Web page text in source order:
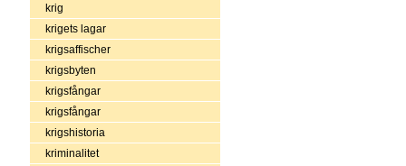
krig
krigets lagar
krigsaffischer
krigsbyten
krigsfångar
krigsfångar
krigshistoria
kriminalitet